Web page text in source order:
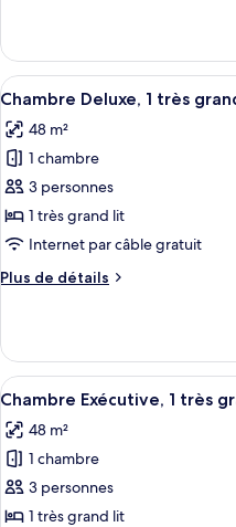
très
grand
lit,
non-
fumeurs
le
type
de
Suite
Deluxe,
très
grand
lit,
non-
fumeurs
Afficher
toutes
les
photos
pour
ce
type
chambre :
très
grand
lit,
non-
fumeurs
8
Chambre Deluxe, 1 très
48 m²
1 chambre
3 personnes
1 très grand lit
Internet par câble gratuit
Plus de détails
Plus
le
type
de
Chambre
Deluxe,
très
grand
Afficher
toutes
les
photos
pour
ce
11
Chambre Exécutive, 1 très
48 m²
1 chambre
3 personnes
1 très grand lit